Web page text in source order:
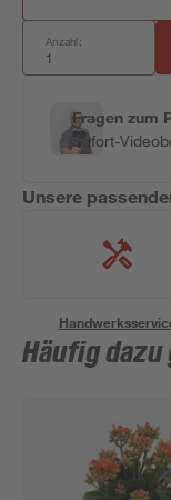
Anzahl:
Fragen zum
Sofort-
Unsere
Häufig